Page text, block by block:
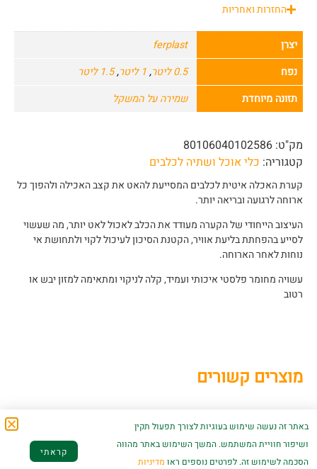
החזרות ואחריות
יצרן
ferplast
נפח
0.5 ליטר ,1 ליטר ,1.5 ליטר
תזונה מיוחדת
שמירה על המשקל
מק"ט: 80106040102586
קטגוריה: כלי אוכל ושתיה לכלבים
קערת האכלה איטית לכלבים המסייעת להאט את קצב האכילה ולהפוך כל
ארוחה לרגועה ובריאה יותר.
העיצוב הייחודי של הקערה מעודד את הכלב לאכול לאט יותר, מה שעשוי
לסייע בהפחתת בליעת אוויר, הקטנת הסיכון לעיכול לקוי ולתחושת אי
נוחות לאחר הארוחה.
עשויה מחומר פלסטי איכותי ועמיד, קלה לניקוי ומתאימה למזון יבש או
רטוב
מוצרים קשורים
באתר זה נעשה שימוש בעוגיות לצורך תפעול תקין
ושיפור חוויית המשתמש. המשך השימוש באתר מהווה
הסכמה לשימוש זה. לפרטים נוספים ראו מדיניות
קראתי